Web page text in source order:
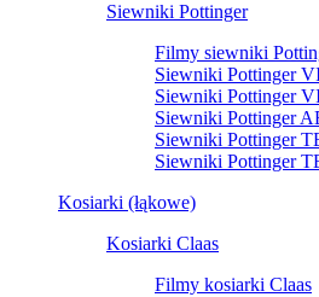
Siewniki Pottinger
Filmy siewniki
Siewniki Pottinger
Siewniki Pottinger
Siewniki Pottinger
Siewniki Pottinger
Siewniki Pottinger
Kosiarki (łąkowe)
Kosiarki Claas
Filmy kosiarki Claas